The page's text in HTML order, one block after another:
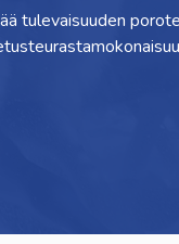
tulevaisuuden